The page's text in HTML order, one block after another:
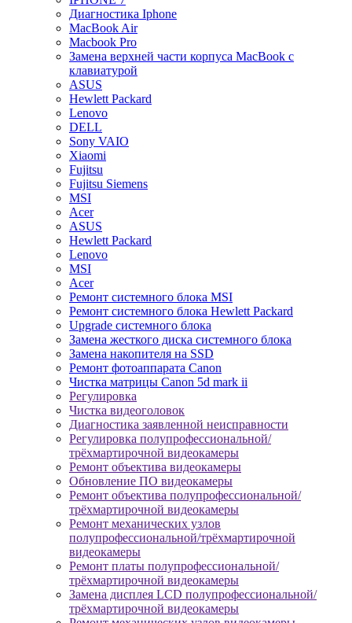
Диагностика Iphone
MacBook Air
Macbook Pro
Замена верхней части корпуса MacBook с
клавиатурой
ASUS
Hewlett Packard
Lenovo
DELL
Sony VAIO
Xiaomi
Fujitsu
Fujitsu Siemens
MSI
Acer
ASUS
Hewlett Packard
Lenovo
MSI
Acer
Ремонт системного блока MSI
Ремонт системного блока Hewlett Packard
Upgrade системного блока
Замена жесткого диска системного блока
Замена накопителя на SSD
Ремонт фотоаппарата Canon
Чистка матрицы Canon 5d mark ii
Регулировка
Чистка видеоголовок
Диагностика заявленной неисправности
Регулировка полупрофессиональной/
трёхмартирочной видеокамеры
Ремонт объектива видеокамеры
Обновление ПО видеокамеры
Ремонт объектива полупрофессиональной/
трёхмартирочной видеокамеры
Ремонт механических узлов
полупрофессиональной/трёхмартирочной
видеокамеры
Ремонт платы полупрофессиональной/
трёхмартирочной видеокамеры
Замена дисплея LCD полупрофессиональной/
трёхмартирочной видеокамеры